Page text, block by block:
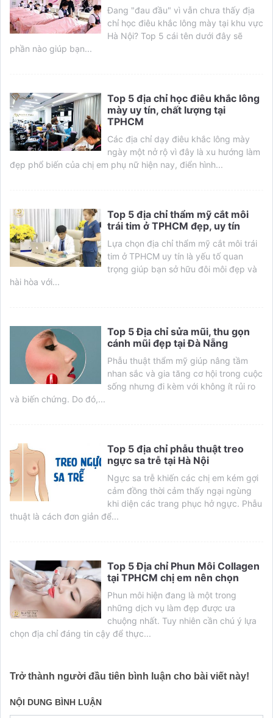
Đang "đau đầu" vì vẫn chưa thấy địa
chỉ học điêu khắc lông mày tại khu vực
Hà Nội? Top 5 cái tên dưới đây sẽ
phần nào giúp bạn...
Top 5 địa chỉ học điêu khắc lông
mày uy tín, chất lượng tại
TPHCM
Các địa chỉ dạy điêu khắc lông mày
ngày một nở rộ vì đây là xu hướng làm
đẹp phổ biến của chị em phụ nữ hiện nay, điển hình...
Top 5 địa chỉ thẩm mỹ cắt môi
trái tim ở TPHCM đẹp, uy tín
Lựa chọn địa chỉ thẩm mỹ cắt môi trái
tim ở TPHCM uy tín là yếu tố quan
trọng giúp bạn sở hữu đôi môi đẹp và
hài hòa với...
Top 5 Địa chỉ sửa mũi, thu gọn
cánh mũi đẹp tại Đà Nẵng
Phẫu thuật thẩm mỹ giúp nâng tầm
nhan sắc và gia tăng cơ hội trong cuộc
sống nhưng đi kèm với không ít rủi ro
và biến chứng. Do đó,...
Top 5 địa chỉ phẫu thuật treo
ngực sa trễ tại Hà Nội
Ngực sa trễ khiến các chị em kém gợi
cảm đồng thời cảm thấy ngại ngùng
khi diện các trang phục hở ngực. Phẫu
thuật là cách đơn giản để...
Top 5 Địa chỉ Phun Môi Collagen
tại TPHCM chị em nên chọn
Phun môi hiện đang là một trong
những dịch vụ làm đẹp được ưa
chuộng nhất. Tuy nhiên cần chú ý lựa
chọn địa chỉ đáng tin cậy để thực...
Trở thành người đầu tiên bình luận cho bài viết này!
NỘI DUNG BÌNH LUẬN